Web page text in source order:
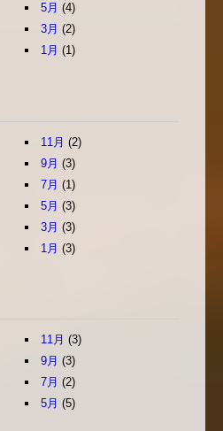
5月 (4)
3月 (2)
1月 (1)
11月 (2)
9月 (3)
7月 (1)
5月 (3)
3月 (3)
1月 (3)
11月 (3)
9月 (3)
7月 (2)
5月 (5)